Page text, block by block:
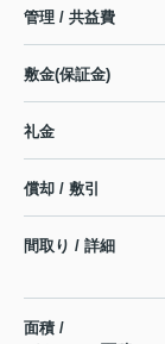
管理 / 共益費
敷金(保証金)
礼金
償却 / 敷引
間取り / 詳細
面積 /